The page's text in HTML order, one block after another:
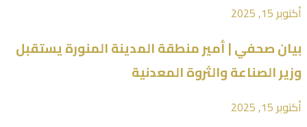
أكتوبر 15, 2025
بيان صحفي | أمير منطقة المدينة المنورة يستقبل
وزير الصناعة والثروة المعدنية
أكتوبر 15, 2025